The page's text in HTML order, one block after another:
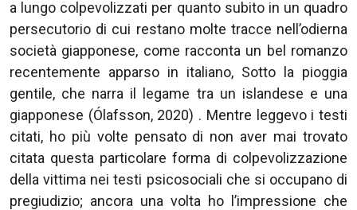
a lungo colpevolizzati per quanto subito in un quadro
persecutorio di cui restano molte tracce nell’odierna
società giapponese, come racconta un bel romanzo
recentemente apparso in italiano, Sotto la pioggia
gentile, che narra il legame tra un islandese e una
giapponese (Ólafsson, 2020) . Mentre leggevo i testi
citati, ho più volte pensato di non aver mai trovato
citata questa particolare forma di colpevolizzazione
della vittima nei testi psicosociali che si occupano di
pregiudizio; ancora una volta ho l’impressione che